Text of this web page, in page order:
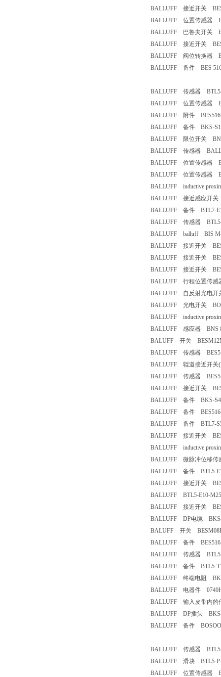
BALLUFF 接近开关
BALLUFF 位置传感器
BALLUFF 巴鲁夫开关
BALLUFF 接近开关 BES
BALLUFF 阀位转换器
BALLUFF 备件 BES
BALLUFF 传感器 BTL5-
BALLUFF 位置传感器
BALLUFF 附件 BES516-
BALLUFF 备件 BKS-
BALLUFF 限位开关
BALLUFF 传感器
BALLUFF 位置传感器
BALLUFF 位置传感器
BALLUFF inductive
BALLUFF 接近感应开关
BALLUFF 备件 BTL7-
BALLUFF 传感器 BTL5-
BALLUFF balluff BIS M-
BALLUFF 接近开关
BALLUFF 接近开关
BALLUFF 接近开关 BES
BALLUFF 行程位置传感
BALLUFF 自反射光电开
BALLUFF 光电开关
BALLUFF inductive
BALLUFF 感应器 BNS
BALUFF 开关
BALLUFF 传感器
BALLUFF 辊道接近开关
BALLUFF 传感器
BALLUFF 接近开关
BALLUFF 备件 BKS-
BALLUFF 备件 BES516-
BALLUFF 备件 BTL7-
BALLUFF 接近开关 BES
BALLUFF inductive
BALLUFF 微脉冲位移传
BALLUFF 备件 BTL5-
BALLUFF 接近开关
BALLUFF BTL5-E10-
BALLUFF 接近开关 BES
BALLUFF DP电缆 BKS-
BALUFF 开关
BALLUFF 备件 BES516-
BALLUFF 传感器 BTL5-
BALLUFF 备件 BTL5-
BALLUFF 终端电阻
BALLUFF 电器件
BALLUFF 输入皮带内的
BALLUFF DP插头 BKS-
BALLUFF 备件
BALLUFF 传感器 BTL5-
BALLUFF 滑块 BTL5-P-
BALLUFF 位置传感器